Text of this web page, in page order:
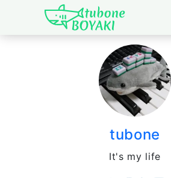
Japanese IT
tubone
It's my life